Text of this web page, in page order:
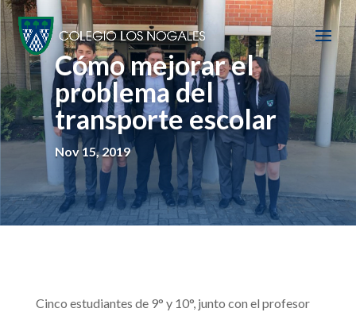
Cómo mejorar el
problema del
transporte escolar
Nov 15, 2019
Cinco estudiantes de 9° y 10°, junto con el profesor